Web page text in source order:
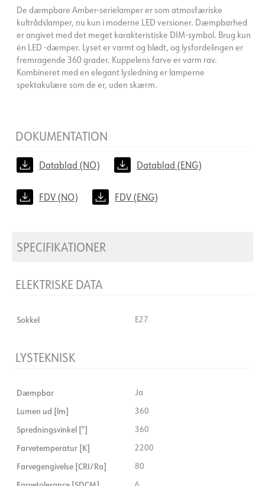
De dæmpbare Amber-serielamper er som atmosfæriske
kultrådslamper, nu kun i moderne LED versioner. Dæmpbarhed
er angivet med det meget karakteristiske DIM-symbol. Brug kun
én LED -dæmper. Lyset er varmt og blødt, og lysfordelingen er
fremragende 360 grader. Kuppelens farve er varm rav.
Kombineret med en elegant lysledning er lamperne
spektakulære som de er, uden skærm.
DOKUMENTATION
Datablad (NO) Datablad (ENG)
FDV (NO) FDV (ENG)
SPECIFIKATIONER
ELEKTRISKE DATA
Sokkel E27
LYSTEKNISK
Dæmpbar Ja
Lumen ud [lm] 360
Spredningsvinkel [°] 360
Farvetemperatur [K] 2200
Farvegengivelse [CRI/Ra] 80